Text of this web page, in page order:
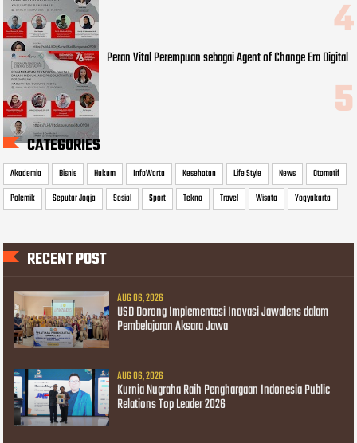
Peran Vital Perempuan sebagai Agent of Change Era Digital
CATEGORIES
Akademia Bisnis Hukum InfoWarta Kesehatan Life Style News
Otomotif
Polemik
Seputar Jogja Sosial Sport Tekno Travel Wisata Yogyakarta
RECENT POST
AUG 06, 2026
USD Dorong Implementasi Inovasi Jawalens dalam
Pembelajaran Aksara Jawa
AUG 06, 2026
Kurnia Nugraha Raih Penghargaan Indonesia Public
Relations Top Leader 2026